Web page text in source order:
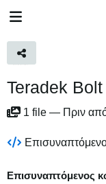
Teradek Bolt
1 file — Πριν
Επισυναπτόμενος